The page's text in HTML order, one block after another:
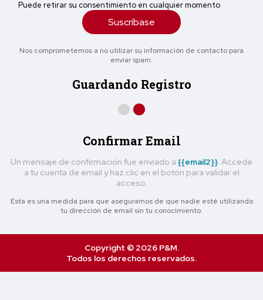
Puede retirar su consentimiento en cualquier momento
Suscríbase
Nos comprometemos a no utilizar su información de contacto para
enviar spam.
Guardando Registro
Confirmar Email
Un mensaje de confirmación fue enviado a {{email2}} . Accede
a tu cuenta de email y haz clic en el botón para validar el
acceso.
Esta es una medida para que asegurarnos de que nadie esté utilizando
tu dirección de email sin tu conocimiento.
Copyright © 2026 P&M.
Todos los derechos reservados.